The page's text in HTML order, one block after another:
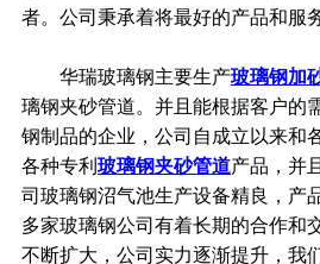
者。公司秉承着将最好的产品和服
华瑞玻璃钢主要生产玻璃钢加
璃钢夹砂管道。并且能根据客户的
钢制品的企业，公司自成立以来和
各种专利 玻璃钢夹砂管道产品，并
司玻璃钢沼气池生产设备精良，产
多家玻璃钢公司有着长期的合作和
不断扩大，公司实力逐渐提升，我